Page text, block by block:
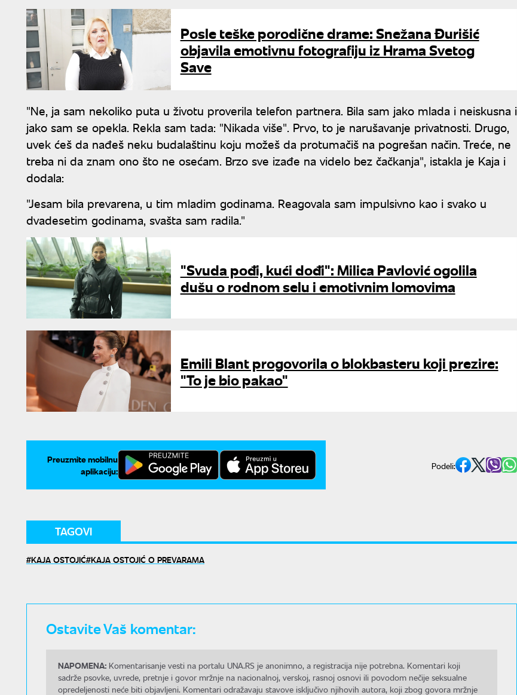
Posle teške porodične drame: Snežana Đurišić
objavila emotivnu fotografiju iz Hrama Svetog
Save
"Ne, ja sam nekoliko puta u životu proverila telefon partnera. Bila sam jako mlada i neiskusna i
jako sam se opekla. Rekla sam tada: "Nikada više". Prvo, to je narušavanje privatnosti. Drugo,
uvek ćeš da nađeš neku budalaštinu koju možeš da protumačiš na pogrešan način. Treće, ne
treba ni da znam ono što ne osećam. Brzo sve izađe na videlo bez čačkanja", istakla je Kaja i
dodala:
"Jesam bila prevarena, u tim mladim godinama. Reagovala sam impulsivno kao i svako u
dvadesetim godinama, svašta sam radila."
"Svuda pođi, kući dođi": Milica Pavlović ogolila
dušu o rodnom selu i emotivnim lomovima
Emili Blant progovorila o blokbasteru koji prezire:
"To je bio pakao"
Preuzmite mobilnu
aplikaciju:
Podeli:
TAGOVI
KAJA OSTOJIĆ KAJA OSTOJIĆ O PREVARAMA
Ostavite Vaš komentar:
NAPOMENA: Komentarisanje vesti na portalu UNA.RS je anonimno, a registracija nije potrebna. Komentari koji
sadrže psovke, uvrede, pretnje i govor mržnje na nacionalnoj, verskoj, rasnoj osnovi ili povodom nečije seksualne
opredeljenosti neće biti objavljeni. Komentari odražavaju stavove isključivo njihovih autora, koji zbog govora mržnje